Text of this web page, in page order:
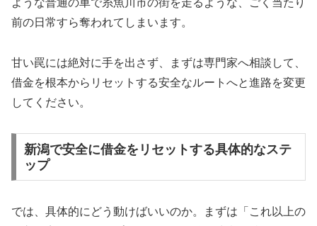
ような普通の車で糸魚川市の街を走るような、ごく当たり
前の日常すら奪われてしまいます。
甘い罠には絶対に手を出さず、まずは専門家へ相談して、
借金を根本からリセットする安全なルートへと進路を変更
してください。
新潟で安全に借金をリセットする具体的なステ
ップ
では、具体的にどう動けばいいのか。まずは「これ以上の